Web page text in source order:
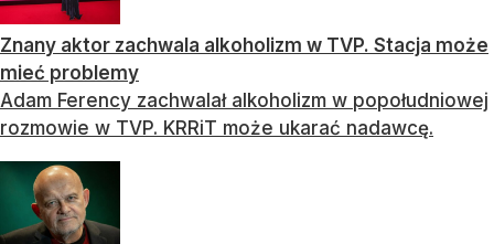
Znany aktor zachwala alkoholizm w TVP. Stacja może
mieć problemy
Adam Ferency zachwalał alkoholizm w popołudniowej
rozmowie w TVP. KRRiT może ukarać nadawcę.